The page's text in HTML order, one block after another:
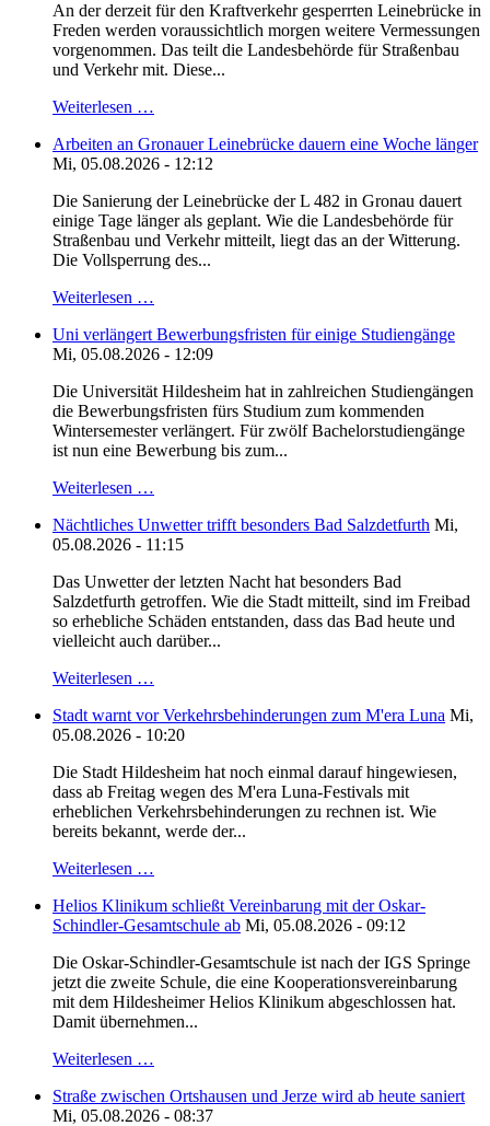
An der derzeit für den Kraftverkehr gesperrten Leinebrücke in
Freden werden voraussichtlich morgen weitere Vermessungen
vorgenommen. Das teilt die Landesbehörde für Straßenbau
und Verkehr mit. Diese...
Weiterlesen …
Arbeiten an Gronauer Leinebrücke dauern eine Woche länger
Mi, 05.08.2026 - 12:12
Die Sanierung der Leinebrücke der L 482 in Gronau dauert
einige Tage länger als geplant. Wie die Landesbehörde für
Straßenbau und Verkehr mitteilt, liegt das an der Witterung.
Die Vollsperrung des...
Weiterlesen …
Uni verlängert Bewerbungsfristen für einige Studiengänge
Mi, 05.08.2026 - 12:09
Die Universität Hildesheim hat in zahlreichen Studiengängen
die Bewerbungsfristen fürs Studium zum kommenden
Wintersemester verlängert. Für zwölf Bachelorstudiengänge
ist nun eine Bewerbung bis zum...
Weiterlesen …
Nächtliches Unwetter trifft besonders Bad Salzdetfurth Mi,
05.08.2026 - 11:15
Das Unwetter der letzten Nacht hat besonders Bad
Salzdetfurth getroffen. Wie die Stadt mitteilt, sind im Freibad
so erhebliche Schäden entstanden, dass das Bad heute und
vielleicht auch darüber...
Weiterlesen …
Stadt warnt vor Verkehrsbehinderungen zum M'era Luna Mi,
05.08.2026 - 10:20
Die Stadt Hildesheim hat noch einmal darauf hingewiesen,
dass ab Freitag wegen des M'era Luna-Festivals mit
erheblichen Verkehrsbehinderungen zu rechnen ist. Wie
bereits bekannt, werde der...
Weiterlesen …
Helios Klinikum schließt Vereinbarung mit der Oskar-
Schindler-Gesamtschule ab Mi, 05.08.2026 - 09:12
Die Oskar-Schindler-Gesamtschule ist nach der IGS Springe
jetzt die zweite Schule, die eine Kooperationsvereinbarung
mit dem Hildesheimer Helios Klinikum abgeschlossen hat.
Damit übernehmen...
Weiterlesen …
Straße zwischen Ortshausen und Jerze wird ab heute saniert
Mi, 05.08.2026 - 08:37